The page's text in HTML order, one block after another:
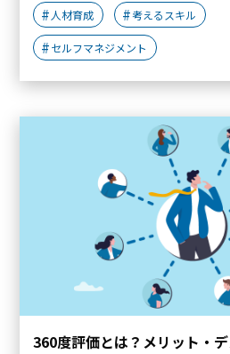
人材育成 考えるスキル
セルフマネジメント
360度評価とは？メリット・